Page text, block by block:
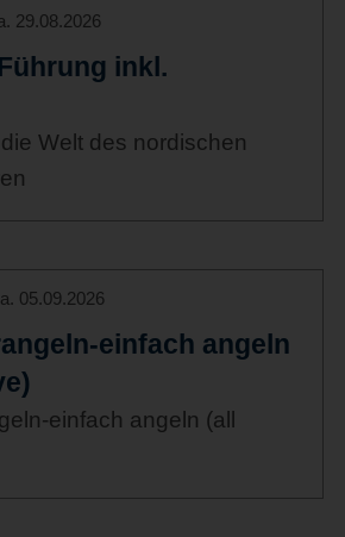
29.08.2026
inkl.
Welt des nordischen
05.09.2026
einfach angeln
einfach angeln (all